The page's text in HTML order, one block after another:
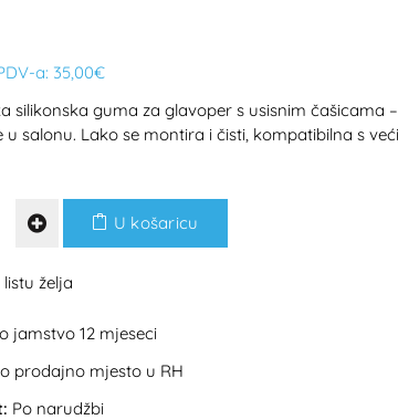
a: 35,00€
silikonska guma za glavoper s usisnim čašicama
u salonu. Lako se montira i čisti, kompatibilna s
U košaricu
želja
jamstvo 12 mjeseci
prodajno mjesto u RH
Po narudžbi